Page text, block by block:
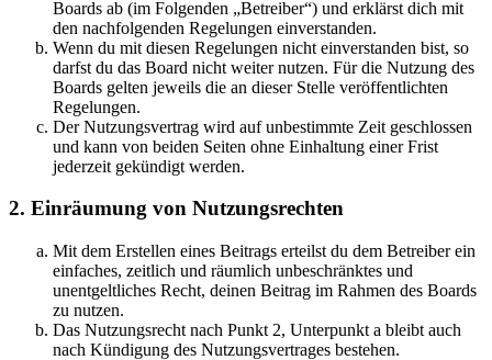
Boards ab (im Folgenden „Betreiber“) und erklärst dich mit
den nachfolgenden Regelungen einverstanden.
Wenn du mit diesen Regelungen nicht einverstanden bist, so
darfst du das Board nicht weiter nutzen. Für die Nutzung des
Boards gelten jeweils die an dieser Stelle veröffentlichten
Regelungen.
Der Nutzungsvertrag wird auf unbestimmte Zeit geschlossen
und kann von beiden Seiten ohne Einhaltung einer Frist
jederzeit gekündigt werden.
2. Einräumung von Nutzungsrechten
Mit dem Erstellen eines Beitrags erteilst du dem Betreiber ein
einfaches, zeitlich und räumlich unbeschränktes und
unentgeltliches Recht, deinen Beitrag im Rahmen des Boards
zu nutzen.
Das Nutzungsrecht nach Punkt 2, Unterpunkt a bleibt auch
nach Kündigung des Nutzungsvertrages bestehen.